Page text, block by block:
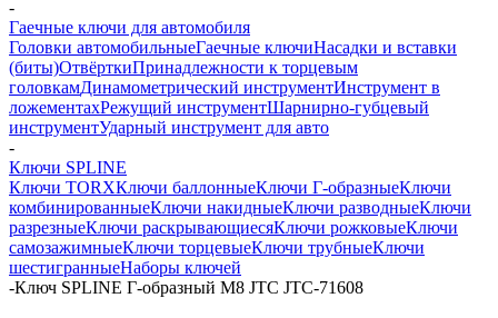
-
Гаечные ключи для автомобиля
Головки автомобильныеГаечные ключиНасадки и вставки
(биты)ОтвёрткиПринадлежности к торцевым
головкамДинамометрический инструментИнструмент в
ложементахРежущий инструментШарнирно-губцевый
инструментУдарный инструмент для авто
-
Ключи SPLINE
Ключи TORXКлючи баллонныеКлючи Г-образныеКлючи
комбинированныеКлючи накидныеКлючи разводныеКлючи
разрезныеКлючи раскрывающиесяКлючи рожковыеКлючи
самозажимныеКлючи торцевыеКлючи трубныеКлючи
шестигранныеНаборы ключей
-Ключ SPLINE Г-образный M8 JTC JTC-71608